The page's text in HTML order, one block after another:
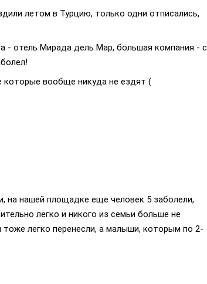
летом в Турцию, только одни отписались,
- отель Мирада дель Мар, большая компания - с
которые вообще никуда не ездят (
на нашей площадке еще человек 5 заболели,
легко и никого из семьи больше не
легко перенесли, а малыши, которым по 2-